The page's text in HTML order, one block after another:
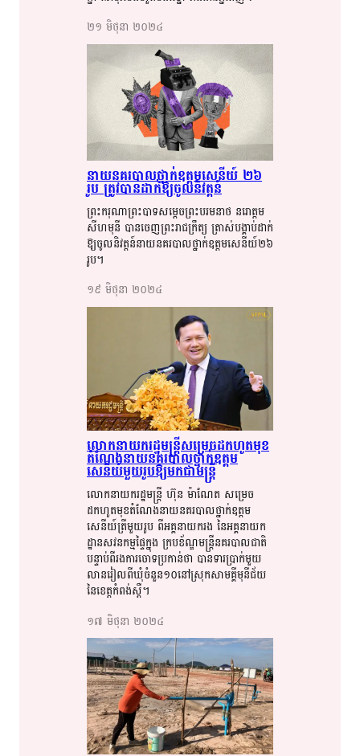
២១​ មិថុនា​ ២០២៤​
នាយ​​នគរបាល​​​ថ្នាក់​​​ឧត្តម​​​សេនីយ៍​​ ​២៦​​​
រូប​​ ត្រូវ​​​បាន​​​ដាក់​​​ឱ្យ​​​ចូល​​​និវត្តន៍​​​
ព្រះករុណា​​ព្រះបាទ​​​សម្តេច​​ព្រះ​​បរម​​​នាថ​​​ នរោត្តម​​
សីហ​​មុនី​​ បាន​​​ចេញ​​​​ព្រះ​​​រាជក្រឹត្យ​​​ ​ត្រាស់​​​​បង្គាប់​​​ដាក់​​​
ឱ្យ​​​ចូល​​​និវត្ត​​​ន៍​​​នាយ​​នគរបាល​​​ថ្នាក់​​​ឧត្តម​​​សេនីយ៍​​​២៦​​​
រូប​​​។​​​
១៩​ មិថុនា​ ២០២៤​
លោកនាយក​​រដ្ឋ​​​មន្ត្រី​​សម្រេច​​ដកហូត​​​មុខ​​​
តំ​​​ណែង​​​​នាយ​​​​នគរបាល​​ថ្នាក់​​ឧត្តម
សេនីយ៍​​​មួយ​​រូប​​ឱ្យ​​​មក​​ជា​​​មន្ត្រី​​​
លោកនាយក​​​រដ្ឋ​​​មន្ត្រី​​ ហ៊ុន​​ ម៉ា​​ណែ​​ត​​ សម្រេច​​​​
ដកហូត​​​មុ​​ខ​​តំ​​​ណែង​​​នាយ​​​នគរបាល​​​ថ្នាក់​​​​ឧត្តម​​​
សេនីយ៍​​​ត្រី​​​មួយ​​​រូប​​​ ​ពី​​​អគ្គនាយក​​​រង​​​ នៃ​​អគ្គនាយក​​
ដ្ឋាន​​​សវន​​​កម្ម​​ផ្ទៃក្នុង​​​ ក្រប​​​ខ័ណ្ឌ​​​មន្ត្រី​​នគរបាល​​​ជាតិ​​​
បន្ទាប់ពី​​​រង​​​ការ​​​ចោទ​​​ប្រកាន់​​ថា​​ បាន​​​​ទារប្រាក់​​​មួយ​​​
លាន​​​រៀល​​​ពី​​​ឃុំ​​​ចំនួន​​​១០​​​នៅ​​​ស្រុក​​​សាមគ្គី​​មុនី​​​ជ័យ​​​
នៃ​​ខេត្ត​​​កំពង់​​​ស្ពឺ​​​។​​​
១៧​ មិថុនា​ ២០២៤​